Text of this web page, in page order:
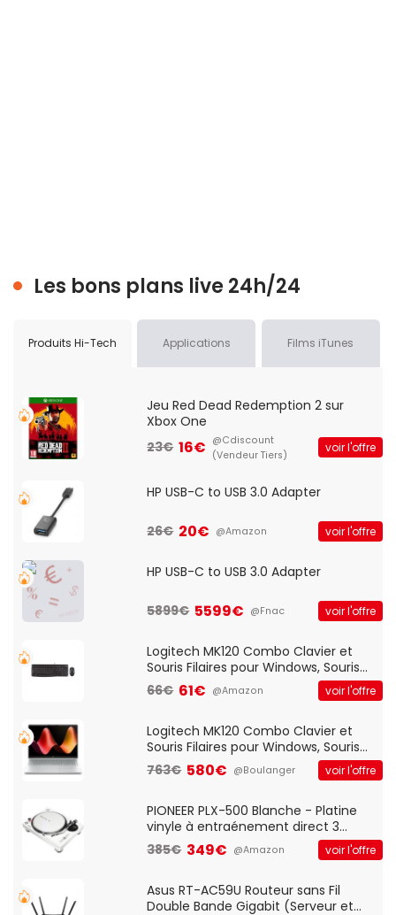
Les bons plans live 24h/24
Produits Hi-Tech Applications Films iTunes
Jeu Red Dead Redemption 2 sur
Xbox One
23€ 16€ @Cdiscount
(Vendeur Tiers)
voir l'offre
HP USB-C to USB 3.0 Adapter
26€ 20€ @Amazon voir l'offre
HP USB-C to USB 3.0 Adapter
5899€ 5599€ @Fnac voir l'offre
Logitech MK120 Combo Clavier et
Souris Filaires pour Windows, Souris
Optique Filaire, Connexion USB Plug
And Play, Confortable, Taille
QWERTY UK - Noir
66€ 61€ @Amazon voir l'offre
Logitech MK120 Combo Clavier et
Souris Filaires pour Windows, Souris
Optique Filaire, Connexion USB Plug
And Play, Confortable, Taille
QWERTY UK - Noir
763€ 580€ @Boulanger voir l'offre
PIONEER PLX-500 Blanche - Platine
vinyle à entraénement direct 3
vitesses (33-45-78 trs/min) avec
pre-ampli intégré et port USB
385€ 349€ @Amazon voir l'offre
Asus RT-AC59U Routeur sans Fil
Double Bande Gigabit (Serveur et